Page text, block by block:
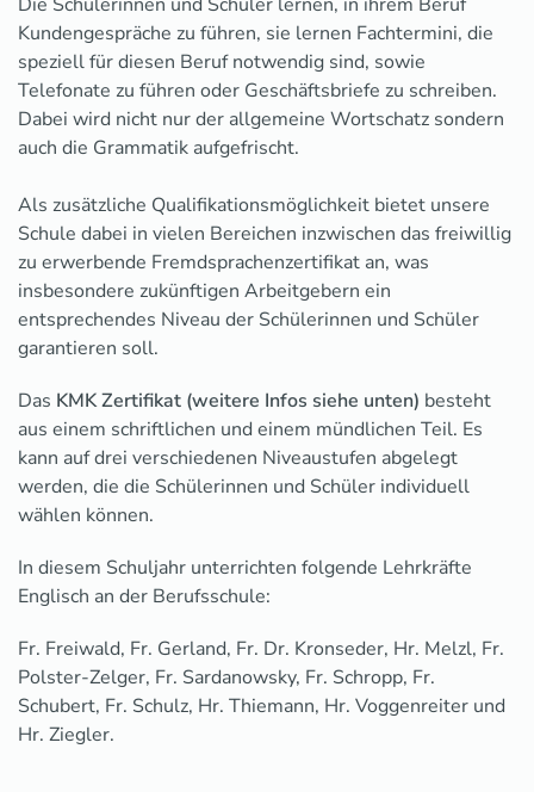
Kundengespräche zu führen, sie lernen Fachtermini, die
speziell für diesen Beruf notwendig sind, sowie
Telefonate zu führen oder Geschäftsbriefe zu schreiben.
Dabei wird nicht nur der allgemeine Wortschatz sondern
auch die Grammatik aufgefrischt.
Als zusätzliche Qualifikationsmöglichkeit bietet unsere
Schule dabei in vielen Bereichen inzwischen das freiwillig
zu erwerbende Fremdsprachenzertifikat an, was
insbesondere zukünftigen Arbeitgebern ein
entsprechendes Niveau der Schülerinnen und Schüler
garantieren soll.
Das KMK Zertifikat (weitere Infos siehe unten) besteht
aus einem schriftlichen und einem mündlichen Teil. Es
kann auf drei verschiedenen Niveaustufen abgelegt
werden, die die Schülerinnen und Schüler individuell
wählen können.
In diesem Schuljahr unterrichten folgende Lehrkräfte
Englisch an der Berufsschule:
Fr. Freiwald, Fr. Gerland, Fr. Dr. Kronseder, Hr. Melzl, Fr.
Polster-Zelger, Fr. Sardanowsky, Fr. Schropp, Fr.
Schubert, Fr. Schulz, Hr. Thiemann, Hr. Voggenreiter und
Hr. Ziegler.